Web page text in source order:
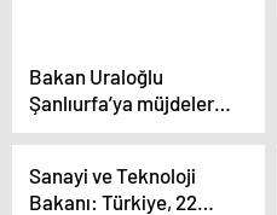
Bakan Uraloğlu
Şanlıurfa’ya müjdeleri
sıraladı
Sanayi ve Teknoloji
Bakanı: Türkiye, 22